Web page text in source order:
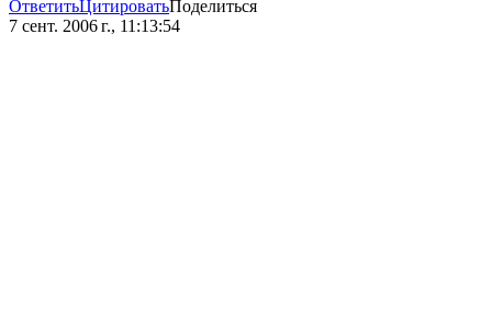
ОтветитьЦитироватьПоделиться
7 сент. 2006 г., 11:13:54